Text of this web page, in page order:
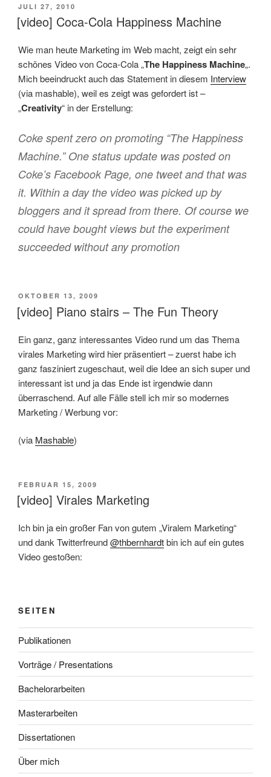
VERÖFFENTLICHT
AM
JULI 27, 2010
[video] Coca-Cola Happiness Machine
Wie man heute Marketing im Web macht, zeigt ein sehr
schönes Video von Coca-Cola „The Happiness Machine„.
Mich beeindruckt auch das Statement in diesem Interview
(via mashable), weil es zeigt was gefordert ist –
„Creativity“ in der Erstellung:
Coke spent zero on promoting “The Happiness
Machine.” One status update was posted on
Coke’s Facebook Page, one tweet and that was
it. Within a day the video was picked up by
bloggers and it spread from there. Of course we
could have bought views but the experiment
succeeded without any promotion
VERÖFFENTLICHT
AM
OKTOBER 13, 2009
[video] Piano stairs – The Fun Theory
Ein ganz, ganz interessantes Video rund um das Thema
virales Marketing wird hier präsentiert – zuerst habe ich
ganz fasziniert zugeschaut, weil die Idee an sich super und
interessant ist und ja das Ende ist irgendwie dann
überraschend. Auf alle Fälle stell ich mir so modernes
Marketing / Werbung vor:
(via Mashable)
VERÖFFENTLICHT
AM
FEBRUAR 15, 2009
[video] Virales Marketing
Ich bin ja ein großer Fan von gutem „Viralem Marketing“
und dank Twitterfreund@thbernhardtbin ich auf ein gutes
Video gestoßen:
SEITEN
Publikationen
Vorträge / Presentations
Bachelorarbeiten
Masterarbeiten
Dissertationen
Über mich